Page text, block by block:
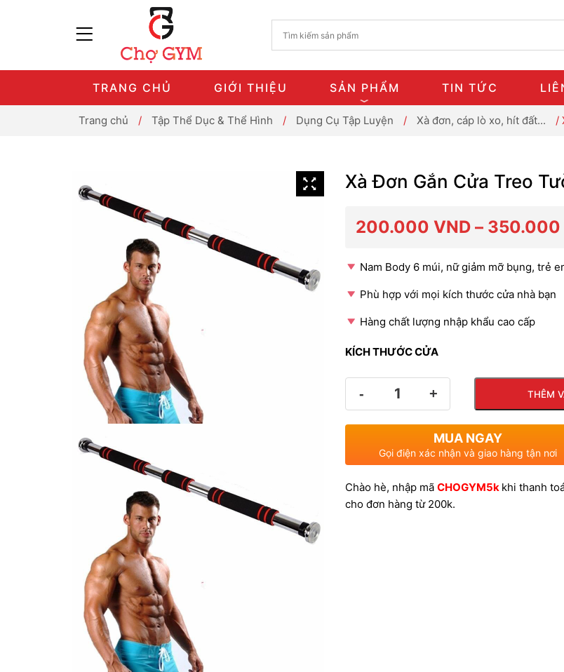
TRANG CHỦ GIỚI THIỆU SẢN PHẨM TIN TỨC
Trang chủ / Tập Thể Dục & Thể Hình / Dụng Cụ Tập Luyện / Xà đơn, cáp lò xo, hít đất... /
Xà Đơn Gắn Cửa Treo
200.000 VND – 350.000
Nam Body 6 múi, nữ giảm mỡ bụng, trẻ
Phù hợp với mọi kích thước cửa nhà bạn
Hàng chất lượng nhập khẩu cao cấp
KÍCH THƯỚC CỬA
THÊM
MUA NGAY
Gọi điện xác nhận và giao hàng tận nơi
Chào hè, nhập mã CHOGYM5k khi thanh
cho đơn hàng từ 200k.